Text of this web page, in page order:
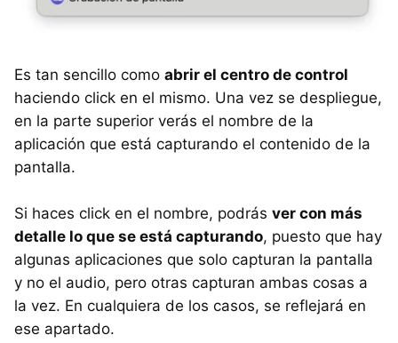
Es tan sencillo como abrir el centro de control
haciendo click en el mismo. Una vez se despliegue,
en la parte superior verás el nombre de la
aplicación que está capturando el contenido de la
pantalla.
Si haces click en el nombre, podrás ver con más
detalle lo que se está capturando, puesto que hay
algunas aplicaciones que solo capturan la pantalla
y no el audio, pero otras capturan ambas cosas a
la vez. En cualquiera de los casos, se reflejará en
ese apartado.